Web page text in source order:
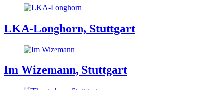
LKA-Longhorn, Stuttgart
Im Wizemann, Stuttgart